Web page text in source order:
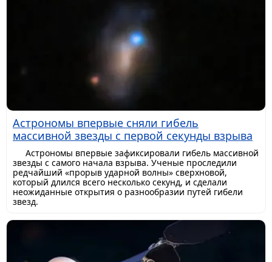
Астрономы впервые сняли гибель
массивной звезды с первой секунды взрыва
Астрономы впервые зафиксировали гибель массивной
звезды с самого начала взрыва. Ученые проследили
редчайший «прорыв ударной волны» сверхновой,
который длился всего несколько секунд, и сделали
неожиданные открытия о разнообразии путей гибели
звезд.